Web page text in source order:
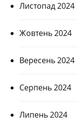
Листопад 2024
Жовтень 2024
Вересень 2024
Серпень 2024
Липень 2024